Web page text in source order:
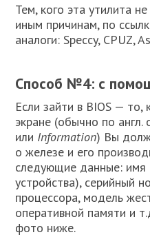
Тем, кого эта утилита
иным причинам, по
аналоги: Speccy, CPUZ,
Способ №4: с
Если зайти в BIOS — то,
экране (обычно по англ.
или Information) Вы
о железе и его
следующие данные: имя
устройства), серийный
процессора, модель
оперативной памяти и
фото ниже.